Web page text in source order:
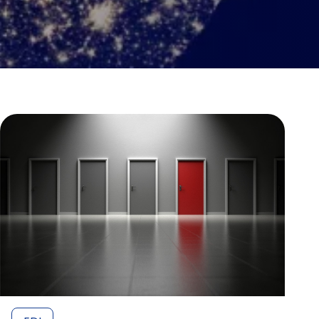
MFT - Transfert de fichiers
sécurisé
Automatisez et sécurisez vos échanges
avec DEX
EDI et E-Invoicing
EDI et E-Invoicing
à pourvoir sur notre portail de recrutement